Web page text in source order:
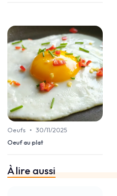
Oeufs • 30/11/2025
Oeuf au plat
À lire aussi